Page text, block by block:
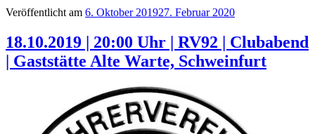
Veröffentlicht am 6. Oktober 201927. Februar 2020
18.10.2019 | 20:00 Uhr | RV92 | Clubabend
| Gaststätte Alte Warte, Schweinfurt